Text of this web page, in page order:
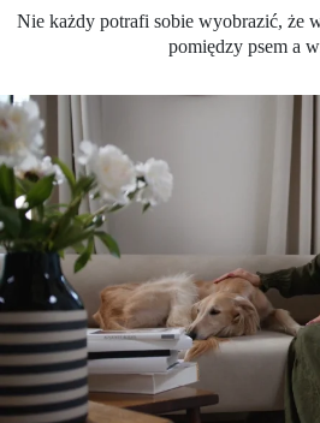
Nie każdy potrafi sobie wyobrazić, że
pomiędzy psem a